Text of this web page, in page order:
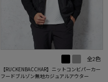
全2色
【RUCKENBACCHAR】ニットコンビパーカー
フードブルゾン無地カジュアルアウター